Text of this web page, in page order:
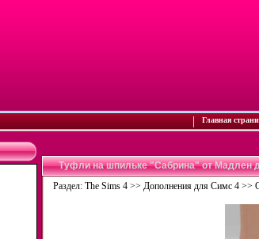
| Главная
Туфли на шпильке "Сабрина" от Мадлен
Раздел: The Sims 4 >> Дополнения для Симс 4 >>